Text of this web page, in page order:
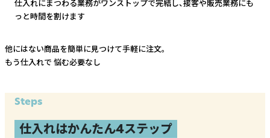
仕入れにまつわる業務がワンストップで完結し、接客や販売業務にも
っと時間を割けます
他にはない商品を簡単に見つけて手軽に注文。
もう仕入れで 悩む必要なし
Steps
仕入れはかんたん4ステップ